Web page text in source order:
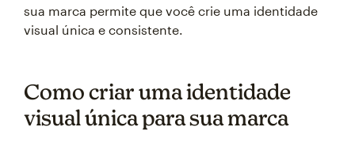
sua marca permite que você crie uma identidade
visual única e consistente.
Como criar uma identidade
visual única para sua marca